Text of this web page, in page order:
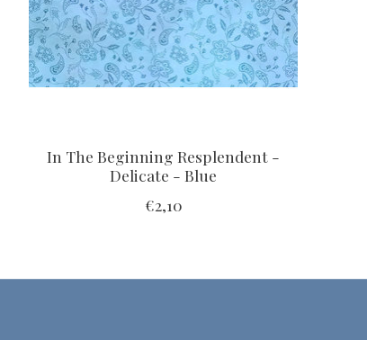
In The Beginning Resplendent -
Delicate - Blue
€2,10